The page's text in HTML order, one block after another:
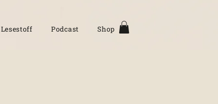
Lesestoff Podcast Shop